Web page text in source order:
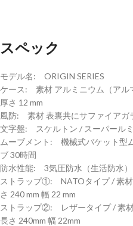
スペック
モデル名: ORIGIN SERIES
ケース: 素材 アルミニウム（アル
厚さ 12 mm
風防: 素材 表裏共にサファイアガ
文字盤: スケルトン / スーパール
ムーブメント: 機械式バケット型
ブ 30時間
防水性能: 3気圧防水（生活防水）
ストラップ①: NATOタイプ / 素材
さ 240 mm 幅 22 mm
ストラップ②: レザータイプ / 素
長さ 240mm 幅 22mm